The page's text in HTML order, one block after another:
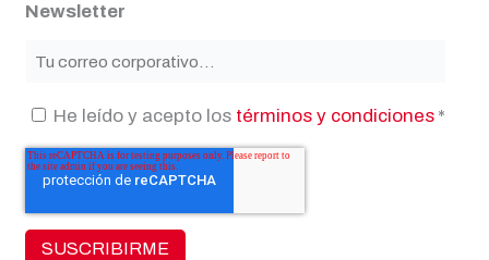
Newsletter
He leído y acepto los términos y condiciones *